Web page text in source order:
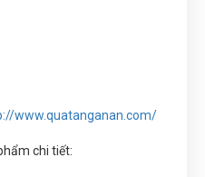
www.quatanganan.com/
chi tiết: